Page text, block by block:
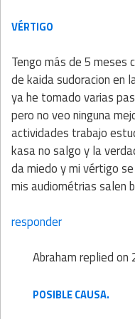
VÉRTIGO
Tengo más de 5 meses
de kaida sudoracion en
ya he tomado varias
pero no veo ninguna
actividades trabajo
kasa no salgo y la
da miedo y mi vértigo
mis audiométrias salen
responder
Abrahamreplied on
POSIBLE CAUSA.